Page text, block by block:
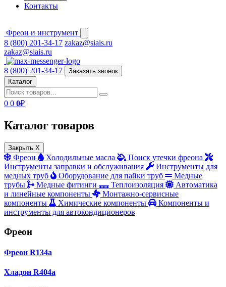
Контакты
Фреон и инструмент
8 (800) 201-34-17 zakaz@siais.ru
zakaz@siais.ru
8 (800) 201-34-17
Заказать звонок
Каталог
0 0 0₽
Каталог товаров
Закрыть X
Фреон Холодильные масла
Поиск утечки фреона
Инструменты заправки и обслуживания
Инструменты для
медных труб
Оборудование для пайки труб
Медные
трубы
Медные фитинги Теплоизоляция
Автоматика
и линейные компоненты
Монтажно‑сервисные
компоненты
Химические компоненты
Компоненты и
инструменты для автокондиционеров
Фреон
Фреон R134a
Хладон R404a